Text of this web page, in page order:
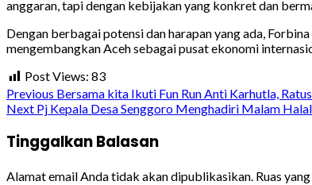
anggaran, tapi dengan kebijakan yang konkret dan
Dengan berbagai potensi dan harapan yang ada,
mengembangkan Aceh sebagai pusat ekonomi
Post Views: 83
Continue
Previous Bersama kita Ikuti Fun Run Anti Karhutla,
Next Pj Kepala Desa Senggoro Menghadiri Malam
Tinggalkan Balasan
Alamat email Anda tidak akan dipublikasikan. Ruas